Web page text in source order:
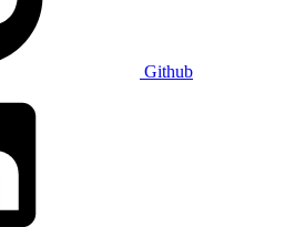
Github